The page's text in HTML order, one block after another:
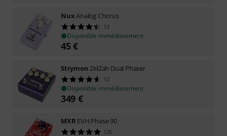
NuxAnalog Chorus
13
Disponible immédiatement
45€
StrymonZelZah Dual Phaser
12
Disponible immédiatement
349 €
MXR EVH Phase 90
135